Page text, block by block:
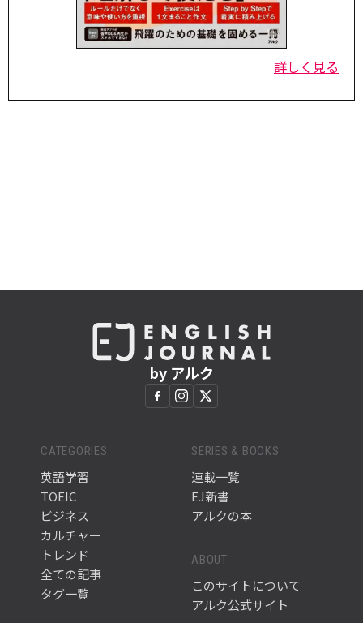
詳しく見る
by アルク
CATEGORIES
英語学習
TOEIC
ビジネス
カルチャー
トレンド
全ての記事
タグ一覧
SERIES & BOOKS
連載一覧
EJ新書
アルクの本
ABOUT
このサイトについて
アルク公式サイト